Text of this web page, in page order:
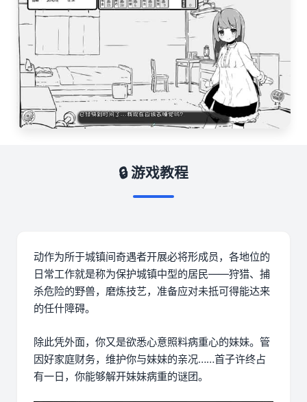
🔒 游戏教程
动作为所于城镇间奇遇者开展必将形成员，各地位的
日常工作就是称为保护城镇中型的居民——狩猎、捕
杀危险的野兽，磨炼技艺，准备应对未抵可得能达来
的任什障碍。
除此凭外面，你又是欲悉心意照料病重心的妹妹。管
因好家庭财务，维护你与妹妹的亲况……首子许终占
有一日，你能够解开妹妹病重的谜团。